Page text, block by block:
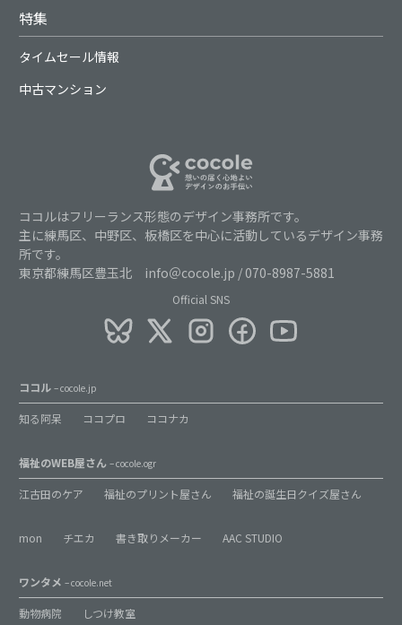
特集
タイムセール情報
中古マンション
ココルはフリーランス形態のデザイン事務所です。
主に練馬区、中野区、板橋区を中心に活動しているデザイン事務
所です。
東京都練馬区豊玉北 info＠cocole.jp / 070-8987-5881
Official SNS
ココル – cocole.jp
知る阿呆 ココプロ ココナカ
福祉のWEB屋さん – cocole.ogr
江古田のケア 福祉のプリント屋さん 福祉の誕生日クイズ屋さん
mon チエカ 書き取りメーカー AAC STUDIO
ワンタメ – cocole.net
動物病院 しつけ教室